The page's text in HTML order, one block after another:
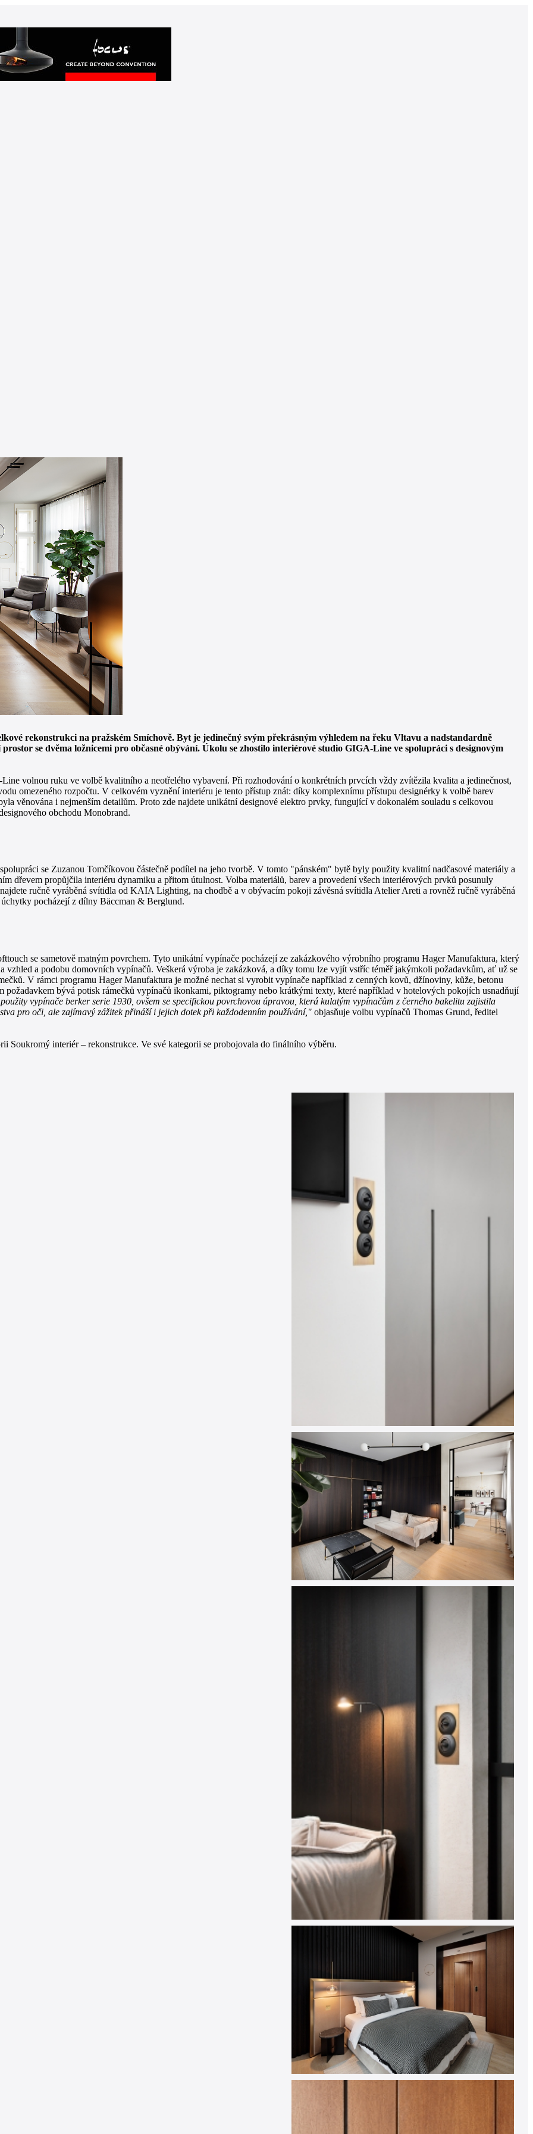
rekonstrukci na pražském Smíchově. Byt je jedinečný svým překrásným výhledem na řeku Vltavu a nadstandardně
se dvěma ložnicemi pro občasné obývání. Úkolu se zhostilo interiérové studio GIGA-Line ve spolupráci s designovým
volnou ruku ve volbě kvalitního a neotřelého vybavení. Při rozhodování o konkrétních prvcích vždy zvítězila kvalita a jedinečnost,
omezeného rozpočtu. V celkovém vyznění interiéru je tento přístup znát: díky komplexnímu přístupu designérky k volbě barev
věnována i nejmenším detailům. Proto zde najdete unikátní designové elektro prvky, fungující v dokonalém souladu s celkovou
obchodu Monobrand.
se Zuzanou Tomčíkovou částečně podílel na jeho tvorbě. V tomto "pánském" bytě byly použity kvalitní nadčasové materiály a
dřevem propůjčila interiéru dynamiku a přitom útulnost. Volba materiálů, barev a provedení všech interiérových prvků posunuly
ručně vyráběná svítidla od KAIA Lighting, na chodbě a v obývacím pokoji závěsná svítidla Atelier Areti a rovněž ručně vyráběná
pocházejí z dílny Bäccman & Berglund.
se sametově matným povrchem. Tyto unikátní vypínače pocházejí ze zakázkového výrobního programu Hager Manufaktura, který
vzhled a podobu domovních vypínačů. Veškerá výroba je zakázková, a díky tomu lze vyjít vstříc téměř jakýmkoli požadavkům, ať už se
V rámci programu Hager Manufaktura je možné nechat si vyrobit vypínače například z cenných kovů, džínoviny, kůže, betonu
požadavkem bývá potisk rámečků vypínačů ikonkami, piktogramy nebo krátkými texty, které například v hotelových pokojích usnadňují
vypínače berker serie 1930, ovšem se specifickou povrchovou úpravou, která kulatým vypínačům z černého bakelitu zajistila
pro oči, ale zajímavý zážitek přináší i jejich dotek při každodenním používání," objasňuje volbu vypínačů Thomas Grund, ředitel
Soukromý interiér – rekonstrukce. Ve své kategorii se probojovala do finálního výběru.